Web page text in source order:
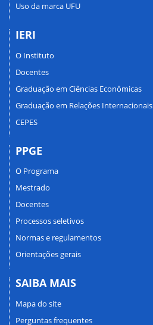
Uso da marca UFU
IERI
O Instituto
Docentes
Graduação em Ciências Econômicas
Graduação em Relações Internacionais
CEPES
PPGE
O Programa
Mestrado
Docentes
Processos seletivos
Normas e regulamentos
Orientações gerais
SAIBA MAIS
Mapa do site
Perguntas frequentes